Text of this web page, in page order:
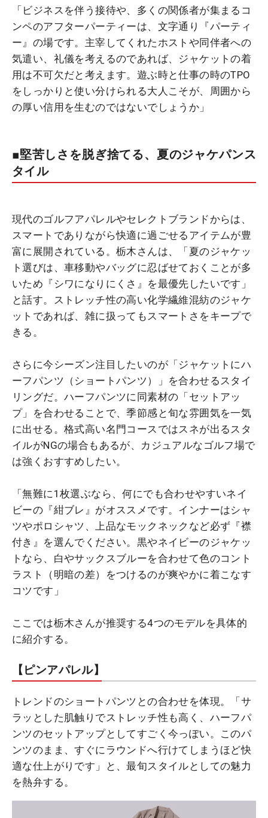
「ビジネスを伴う接待や、多くの関係者が集まるコ
ンペのアフターパーティーは、文字通り『パーティ
ー』の場です。主宰してくれたホストや同伴者への
気遣い、礼儀を考えるのであれば、ジャケットの着
用は不可欠だと考えます。遊ぶ時と仕事の時のTPO
をしっかりと使い分けられる大人こそが、周囲から
の厚い信用を生むのではないでしょうか」
■堅苦しさを脱ぎ捨てる、夏のジャケパンス
タイル
現代のゴルフアパレルやセレクトブランドからは、
スマートでありながら快適に過ごせるアイテムが豊
富に展開されている。栃木さんは、「夏のジャケッ
ト選びは、車移動やバッグに忍ばせておくことが多
いため『シワになりにくさ』を最優先したいです」
と話す。ストレッチ性の高い化学繊維混紡のジャケ
ットであれば、雑に扱ってもスマートさをキープで
きる。
さらに今シーズン注目したいのが「ジャケットにハ
ーフパンツ（ショートパンツ）」を合わせるスタイ
リングだ。ハーフパンツに同素材の「セットアッ
プ」を合わせることで、季節感と旬な雰囲気を一気
に出せる。格式高い名門コースではスネが出るスタ
イルがNGの場合もあるが、カジュアルなゴルフ場で
は強くおすすめしたい。
「無難に1枚選ぶなら、何にでも合わせやすいネイ
ビーの『紺ブレ』がオススメです。インナーはシャ
ツやポロシャツ、上品なモックネックなど必ず『襟
付き』を選んでください。黒やネイビーのジャケッ
トなら、白やサックスブルーを合わせて色のコント
ラスト（明暗の差）をつけるのが爽やかに着こなす
コツです」
ここでは栃木さんが推奨する4つのモデルを具体的
に紹介する。
【ピンアパレル】
トレンドのショートパンツとの合わせを体現。「サ
ラッとした肌触りでストレッチ性も高く、ハーフパ
ンツのセットアップとしてすごく今っぽい。このパ
ンツのまま、すぐにラウンドへ行けてしまうほど快
適な仕上がりです」と、最旬スタイルとしての魅力
を熱弁する。